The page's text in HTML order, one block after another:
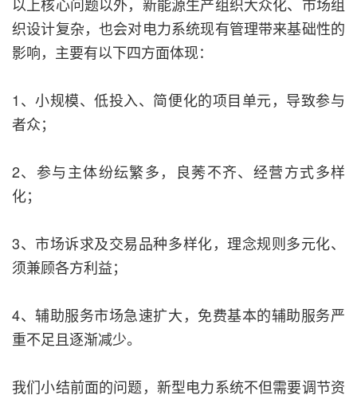
织设计复杂，也会对电力系统现有管理带来基础性的
影响，主要有以下四方面体现：
1、小规模、低投入、简便化的项目单元，导致参与
者众；
2、参与主体纷纭繁多，良莠不齐、经营方式多样
化；
3、市场诉求及交易品种多样化，理念规则多元化、
须兼顾各方利益；
4、辅助服务市场急速扩大，免费基本的辅助服务严
重不足且逐渐减少。
我们小结前面的问题，新型电力系统不但需要调节资